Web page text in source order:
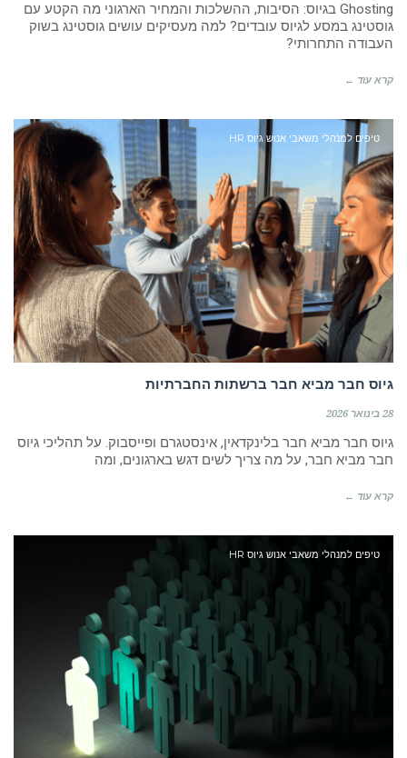
Ghosting בגיוס: הסיבות, ההשלכות והמחיר הארגוני מה הקטע עם
גוסטינג במסע לגיוס עובדים? למה מעסיקים עושים גוסטינג בשוק
העבודה התחרותי?
קרא עוד ←
טיפים למנהלי משאבי אנוש גיוס HR
גיוס חבר מביא חבר ברשתות החברתיות
28 בינואר 2026
גיוס חבר מביא חבר בלינקדאין, אינסטגרם ופייסבוק. על תהליכי גיוס
חבר מביא חבר, על מה צריך לשים דגש בארגונים, ומה
קרא עוד ←
טיפים למנהלי משאבי אנוש גיוס HR